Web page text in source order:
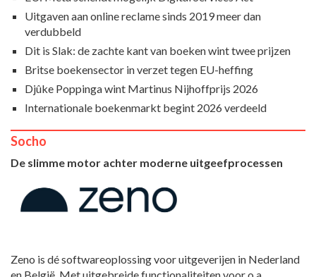
Uitgaven aan online reclame sinds 2019 meer dan
verdubbeld
Dit is Slak: de zachte kant van boeken wint twee prijzen
Britse boekensector in verzet tegen EU-heffing
Djûke Poppinga wint Martinus Nijhoffprijs 2026
Internationale boekenmarkt begint 2026 verdeeld
Socho
De slimme motor achter moderne uitgeefprocessen
Zeno is dé softwareoplossing voor uitgeverijen in Nederland
en België. Met uitgebreide functionaliteiten voor o.a.